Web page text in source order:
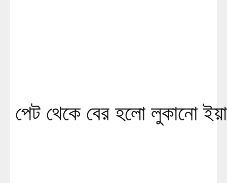
পেট থেকে বের হলো লুকানো